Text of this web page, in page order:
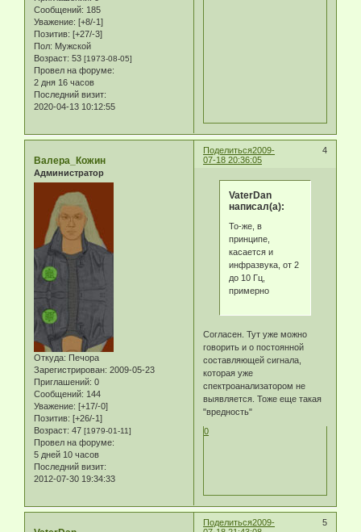
Сообщений: 185
Уважение: [+8/-1]
Позитив: [+27/-3]
Пол: Мужской
Возраст: 53 [1973-08-05]
Провел на форуме:
2 дня 16 часов
Последний визит:
2020-04-13 10:12:55
Поделиться 4
2009-
07-18 20:36:05
Валера_Кожин
Администратор
Откуда: Печора
Зарегистрирован: 2009-05-23
Приглашений: 0
Сообщений: 144
Уважение: [+17/-0]
Позитив: [+26/-1]
Возраст: 47 [1979-01-11]
Провел на форуме:
5 дней 10 часов
Последний визит:
2012-07-30 19:34:33
VaterDan
написал(а):
То-же, в
принципе,
касается и
инфразвука, от 2
до 10 Гц,
примерно
Согласен. Тут уже можно
говорить и о постоянной
составляющей сигнала,
которая уже
спектроанализатором не
выявляется. Тоже еще такая
"вредность"
0
Поделиться 5
2009-